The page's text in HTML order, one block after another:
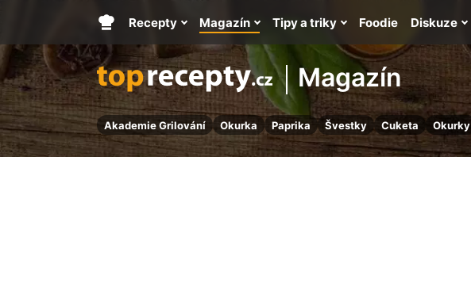
Magazín
Akademie Grilování Okurka Paprika Švestky Cuketa Okurky
Hlavní
stránka
Recepty Magazín Tipy a triky Foodie Diskuze